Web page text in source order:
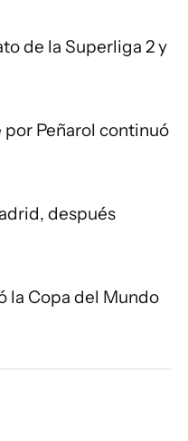
de la Superliga 2 y
Peñarol continuó
después
la Copa del Mundo